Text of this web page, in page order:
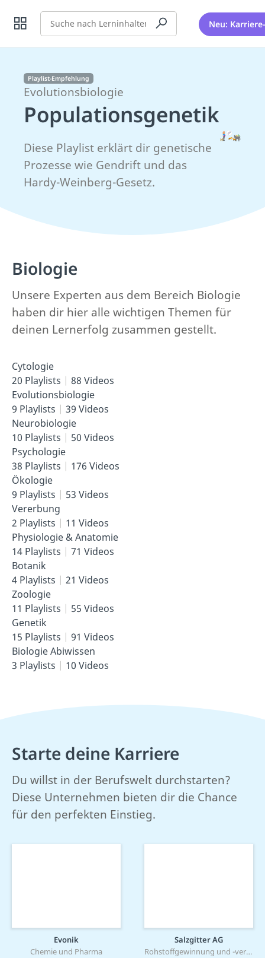
Suche Neu:
Playlist-Empfehlung
Evolutionsbiologie
Populationsgenetik
Diese Playlist erklärt dir genetische
Prozesse wie Gendrift und das
Hardy-Weinberg-Gesetz.
Biologie
Unsere Experten aus dem Bereich Biologie
haben dir hier alle wichtigen Themen für
deinen Lernerfolg zusammen gestellt.
Cytologie
20 Playlists
88 Videos
Evolutionsbiologie
9 Playlists
39 Videos
Neurobiologie
10 Playlists
50 Videos
Psychologie
38 Playlists
176 Videos
Ökologie
9 Playlists
53 Videos
Vererbung
2 Playlists
11 Videos
Physiologie & Anatomie
14 Playlists
71 Videos
Botanik
4 Playlists
21 Videos
Zoologie
11 Playlists
55 Videos
Genetik
15 Playlists
91 Videos
Biologie Abiwissen
3 Playlists
10 Videos
Starte deine Karriere
Du willst in der Berufswelt durchstarten?
Diese Unternehmen bieten dir die Chance
für den perfekten Einstieg.
Evonik
Chemie und Pharma
Salzgitter AG
Rohstoffgewinnung und -verarbeitung